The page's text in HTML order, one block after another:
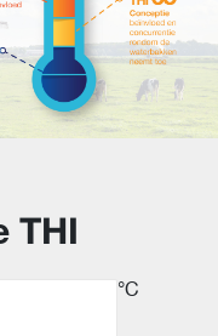
THI
°C